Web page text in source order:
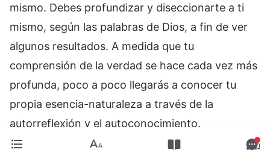
mismo. Debes profundizar y diseccionarte a ti
mismo, según las palabras de Dios, a fin de ver
algunos resultados. A medida que tu
comprensión de la verdad se hace cada vez más
profunda, poco a poco llegarás a conocer tu
propia esencia-naturaleza a través de la
autorreflexión y el autoconocimiento.